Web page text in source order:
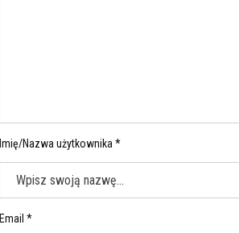
Imię/Nazwa użytkownika *
Email *